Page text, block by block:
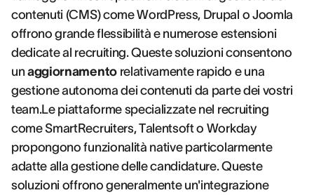
contenuti (CMS) come WordPress, Drupal o Joomla
offrono grande flessibilità e numerose estensioni
dedicate al recruiting. Queste soluzioni consentono
unaggiornamentorelativamente rapido e una
gestione autonoma dei contenuti da parte dei vostri
team.Le piattaforme specializzate nel recruiting
come SmartRecruiters, Talentsoft o Workday
propongono funzionalità native particolarmente
adatte alla gestione delle candidature. Queste
soluzioni offrono generalmente un'integrazione